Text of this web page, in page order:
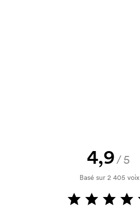
pour l'impression. Nous
couleur d'impression. En cas de
4,9/5
Basé sur 2 405 voix